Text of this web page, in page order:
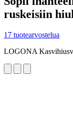
ruskeisiin
17 tuotearvostelua
LOGONA